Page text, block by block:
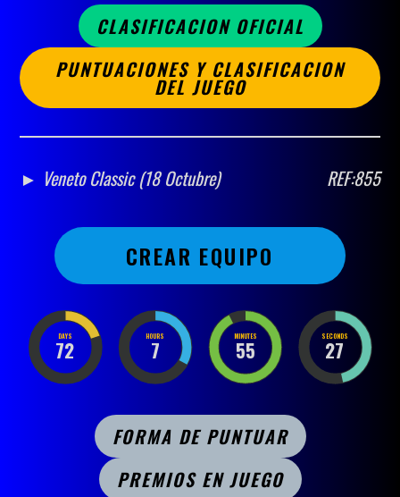
CLASIFICACION OFICIAL
PUNTUACIONES Y CLASIFICACION
DEL JUEGO
► Veneto Classic (18 Octubre) REF:855
CREAR EQUIPO
DAYS
72
HOURS
7
MINUTES
55
SECONDS
27
FORMA DE PUNTUAR
PREMIOS EN JUEGO